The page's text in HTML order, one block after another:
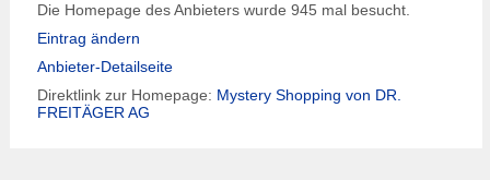
Die Homepage des Anbieters wurde 945 mal besucht.
Eintrag ändern
Anbieter-Detailseite
Direktlink zur Homepage: Mystery Shopping von DR.
FREITÄGER AG